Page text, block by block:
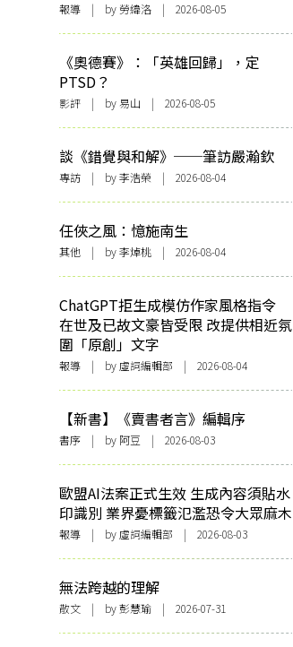
報導 | by 勞緯洛 | 2026-08-05
《奧德賽》：「英雄回歸」，定
PTSD？
影評 | by 易山 | 2026-08-05
談《錯覺與和解》──筆訪嚴瀚欽
專訪 | by 李浩榮 | 2026-08-04
任俠之風：憶施南生
其他 | by 李焯桃 | 2026-08-04
ChatGPT拒生成模仿作家風格指令
在世及已故文豪皆受限 改提供相近氛
圍「原創」文字
報導 | by 虛詞編輯部 | 2026-08-04
【新書】《賣書者言》編輯序
書序 | by 阿豆 | 2026-08-03
歐盟AI法案正式生效 生成內容須貼水
印識別 業界憂標籤氾濫恐令大眾麻木
報導 | by 虛詞編輯部 | 2026-08-03
無法跨越的理解
散文 | by 彭慧瑜 | 2026-07-31